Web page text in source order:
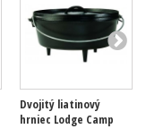
Dvojitý liatinový
hrniec Lodge Camp